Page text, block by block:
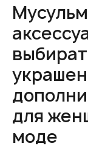
для
моде